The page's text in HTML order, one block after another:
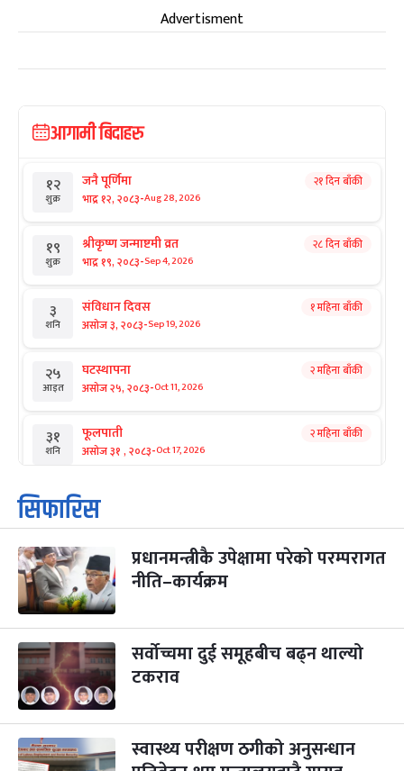
Advertisment
आगामी बिदाहरु
१२
शुक्र
जनै पूर्णिमा
भाद्र १२, २०८३-Aug 28, 2026
२१ दिन बाँकी
१९
शुक्र
श्रीकृष्ण जन्माष्टमी व्रत
भाद्र १९, २०८३-Sep 4, 2026
२८ दिन बाँकी
३
शनि
संविधान दिवस
असोज ३, २०८३-Sep 19, 2026
१ महिना बाँकी
२५
आइत
घटस्थापना
असोज २५, २०८३-Oct 11, 2026
२ महिना बाँकी
३१
शनि
फूलपाती
असोज ३१ , २०८३-Oct 17, 2026
२ महिना बाँकी
१
आइत
कार्तिक सङ्क्रान्ति
कार्तिक १, २०८३
३
मंगल
महानवमी
कार्तिक ३, २०८३-Oct 20, 2026
२ महिना बाँकी
४
बुध कार्तिक ४, २०८३ -Oct 21, 2026
५
बिहि
पापा‌ङ्कुशा एकादशी व्रत
कार्तिक ५, २०८३
२२
आइत
कुकुर तिहार
कार्तिक २२, २०८३-Nov 8, 2026
३ महिना बाँकी
सिफारिस
प्रधानमन्त्रीकै उपेक्षामा परेको परम्परागत
नीति–कार्यक्रम
सर्वोच्चमा दुई समूहबीच बढ्न थाल्यो
टकराव
स्वास्थ्य परीक्षण ठगीको अनुसन्धान